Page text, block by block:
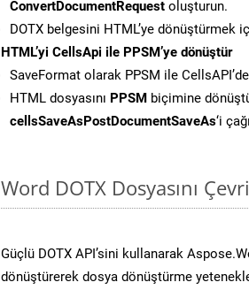
ConvertDocumentRequest oluşturun.
DOTX belgesini HTML’ye dönüştürmek
HTML’yi CellsApi ile PPSM’ye dönüştür
SaveFormat olarak PPSM ile
HTML dosyasını PPSM biçimine
cellsSaveAsPostDocumentSaveAs‘i
Word DOTX Dosyasını
Güçlü DOTX API’sini kullanarak
dönüştürerek dosya dönüştürme